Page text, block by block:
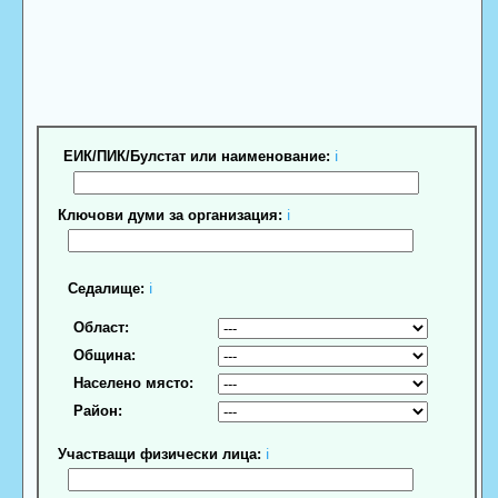
ЕИК/ПИК/Булстат или наименование: ℹ
Ключови думи за организация: ℹ
Седалище: ℹ
Област:
Община:
Населено място:
Район:
Участващи физически лица: ℹ